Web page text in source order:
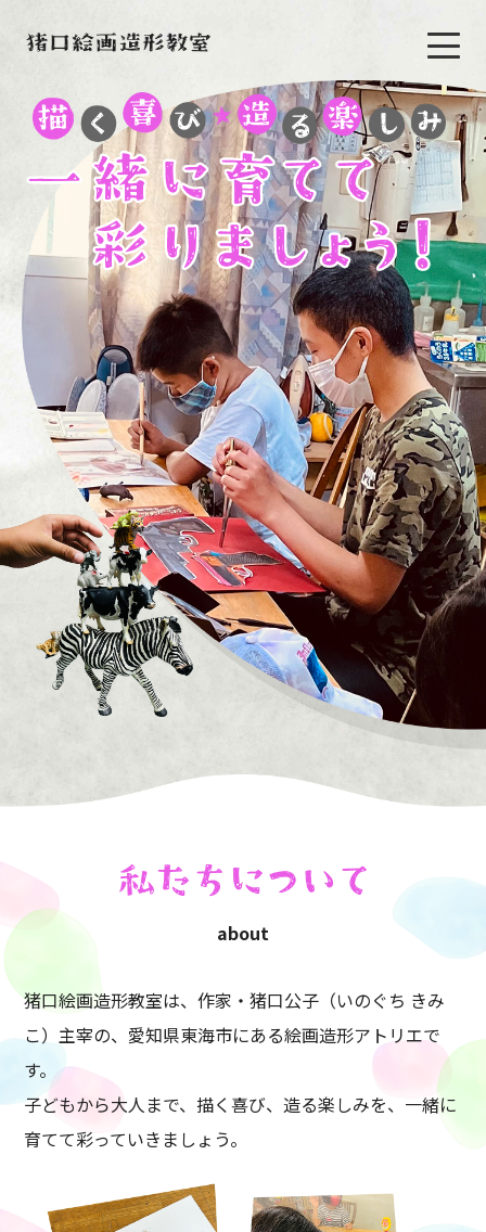
about
猪口絵画造形教室は、作家・猪口公子（いのぐち きみ
こ）主宰の、愛知県東海市にある絵画造形アトリエで
す。
子どもから大人まで、描く喜び、造る楽しみを、一緒に
育てて彩っていきましょう。